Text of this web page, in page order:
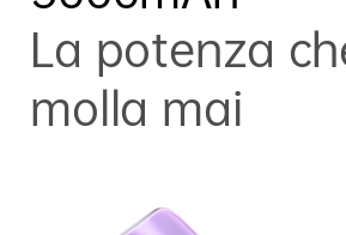
La potenza
molla mai